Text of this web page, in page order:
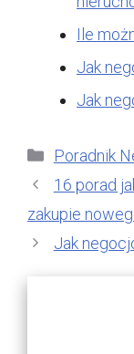
Ile
Jak
Jak
Kategorie
Poradnik
16 porad
zakupie
Jak